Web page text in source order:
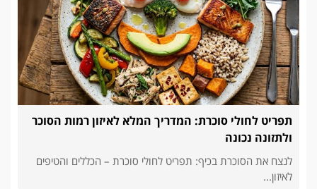
תפריט לחולי סוכרת: המדריך המלא לאיזון רמות הסוכר
ולתזונה נכונה
לנצח את הסוכרת בכיף: תפריט לחולי סוכרת – הכללים והטיפים
לאיזון...